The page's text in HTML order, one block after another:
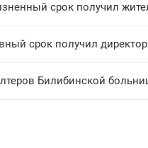
срок получил
срок получил